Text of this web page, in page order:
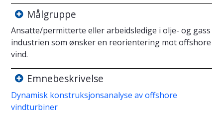
Målgruppe
Ansatte/permitterte eller arbeidsledige i olje- og gass
industrien som ønsker en reorientering mot offshore
vind.
Emnebeskrivelse
Dynamisk konstruksjonsanalyse av offshore
vindturbiner